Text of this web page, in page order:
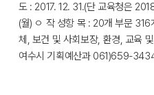
도 : 2017. 12. 31.(단 교육청은
(월) ㅇ 작 성항 목 : 20개 부문
체, 보건 및 사회보장, 환경, 교육
여수시 기획예산과 061)659-